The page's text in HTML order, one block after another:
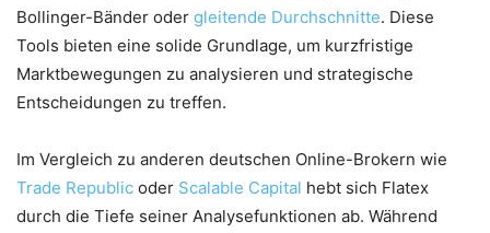
Bollinger-Bänder oder gleitende Durchschnitte. Diese
Tools bieten eine solide Grundlage, um kurzfristige
Marktbewegungen zu analysieren und strategische
Entscheidungen zu treffen.
Im Vergleich zu anderen deutschen Online-Brokern wie
Trade Republic oder Scalable Capital hebt sich Flatex
durch die Tiefe seiner Analysefunktionen ab. Während